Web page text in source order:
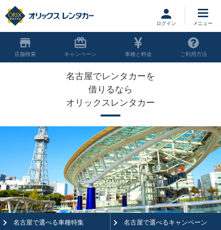
ログイン
店舗 キャンペーン 車種と料金 ご利用方法
名古屋でレンタカーを
借りるなら
オリックスレンタカー
名古屋で選べる車種特集 名古屋で選べるキャンペーン